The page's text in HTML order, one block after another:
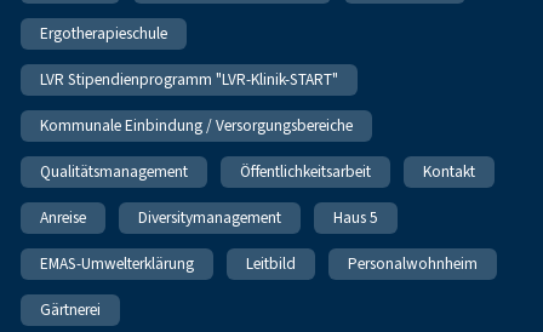
Ergotherapieschule
LVR Stipendienprogramm "LVR-Klinik-START"
Kommunale Einbindung / Versorgungsbereiche
Qualitätsmanagement Öffentlichkeitsarbeit Kontakt
Anreise Diversitymanagement Haus 5
EMAS-Umwelterklärung Leitbild Personalwohnheim
Gärtnerei